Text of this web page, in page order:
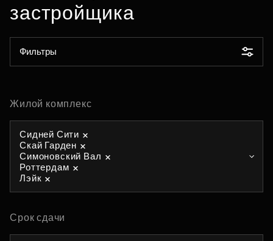
застройщика
Фильтры
Жилой комплекс
Сидней Сити
Скай Гарден
Симоновский Вал
Роттердам
Лэйк
Срок сдачи